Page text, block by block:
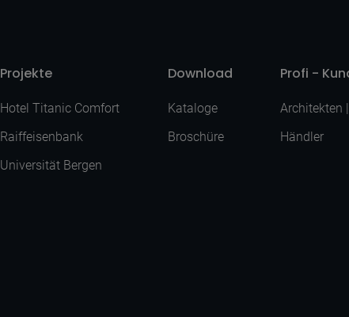
Projekte
Hotel Titanic Comfort
Raiffeisenbank
Universität Bergen
Download
Kataloge
Broschüre
Profi -
Architekten
Händler